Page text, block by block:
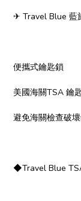
✈ Travel Blue 藍
便攜式鑰匙鎖
美國海關TSA 鑰
避免海關檢查破
◆Travel Blue